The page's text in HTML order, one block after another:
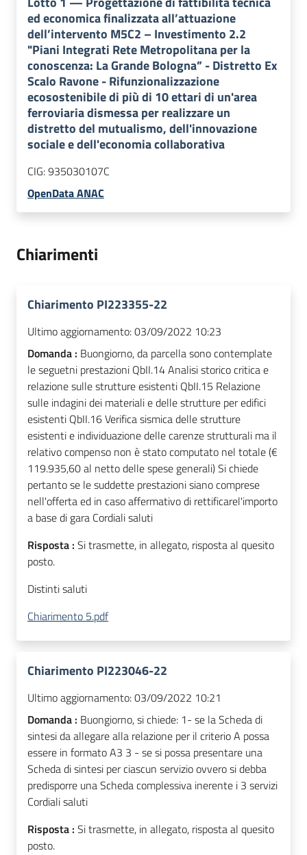
ed economica finalizzata all’attuazione
dell’intervento M5C2 – Investimento 2.2
"Piani Integrati Rete Metropolitana per la
conoscenza: La Grande Bologna” - Distretto Ex
Scalo Ravone - Rifunzionalizzazione
ecosostenibile di più di 10 ettari di un'area
ferroviaria dismessa per realizzare un
distretto del mutualismo, dell'innovazione
sociale e dell'economia collaborativa
CIG:935030107C
OpenData ANAC
Chiarimenti
Chiarimento PI223355-22
Ultimo aggiornamento:03/09/2022 10:23
Domanda : Buongiorno, da parcella sono contemplate
le seguetni prestazioni QbII.14 Analisi storico critica e
relazione sulle strutture esistenti QbII.15 Relazione
sulle indagini dei materiali e delle strutture per edifici
esistenti QbII.16 Verifica sismica delle strutture
esistenti e individuazione delle carenze strutturali ma il
relativo compenso non è stato computato nel totale (€
119.935,60 al netto delle spese generali) Si chiede
pertanto se le suddette prestazioni siano comprese
nell'offerta ed in caso affermativo di rettificarel'importo
a base di gara Cordiali saluti
Risposta : Si trasmette, in allegato, risposta al quesito
posto.
Distinti saluti
Chiarimento 5.pdf
Chiarimento PI223046-22
Ultimo aggiornamento:03/09/2022 10:21
Domanda : Buongiorno, si chiede: 1- se la Scheda di
sintesi da allegare alla relazione per il criterio A possa
essere in formato A3 3 - se si possa presentare una
Scheda di sintesi per ciascun servizio ovvero si debba
predisporre una Scheda complessiva inerente i 3 servizi
Cordiali saluti
Risposta : Si trasmette, in allegato, risposta al quesito
posto.